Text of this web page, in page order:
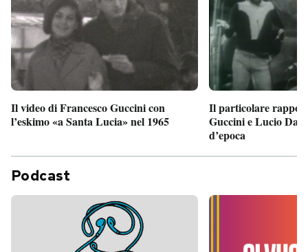
Il video di Francesco Guccini con
l’eskimo «a Santa Lucia» nel 1965
Il particolare
Guccini e Lucio
d’epoca
Podcast